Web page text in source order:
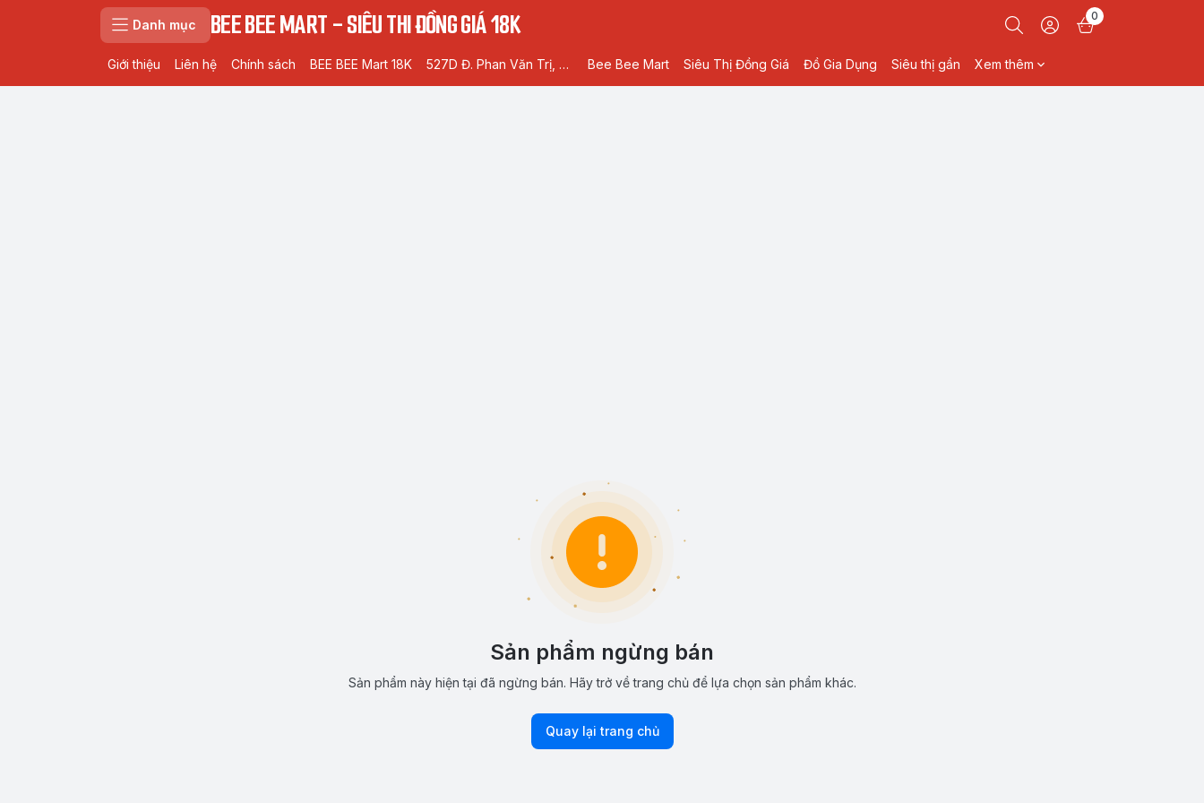
Danh mục BEE BEE MART - SIÊU THI ĐỒNG GIÁ 18K 0
Giới thiệu Liên hệ Chính sách BEE BEE Mart 18K 527D Đ. Phan Văn Trị, Phường 5, Gò Vấp, Hồ Chí Minh Bee Bee Mart Siêu Thị Đồng Giá Đồ Gia Dụng Siêu thị gần Xem thêm
Sản phẩm ngừng bán
Sản phẩm này hiện tại đã ngừng bán. Hãy trở về trang chủ để lựa chọn sản phẩm khác.
Quay lại trang chủ